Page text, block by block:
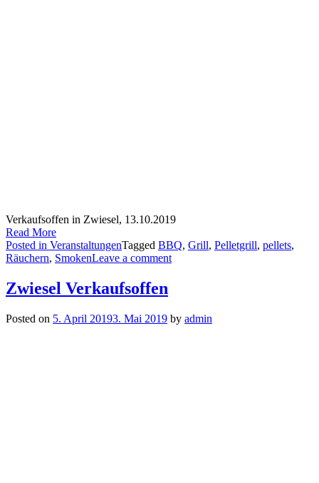
Verkaufsoffen in Zwiesel, 13.10.2019
Read More
Posted in VeranstaltungenTagged BBQ, Grill, Pelletgrill, pellets,
Räuchern, SmokenLeave a comment
Zwiesel Verkaufsoffen
Posted on 5. April 20193. Mai 2019 by admin